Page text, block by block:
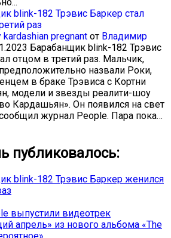
blink-182 Трэвис Баркер стал
раз
от Владимир
Барабанщик blink-182 Трэвис
отцом в третий раз. Мальчик,
назвали Роки,
в браке Трэвиса с Кортни
модели и звезды реалити-шоу
Кардашьян». Он появился на свет
журнал People. Пара пока…
публиковалось:
blink-182 Трэвис Баркер женился
выпустили видеотрек
апрель» из нового альбома «The